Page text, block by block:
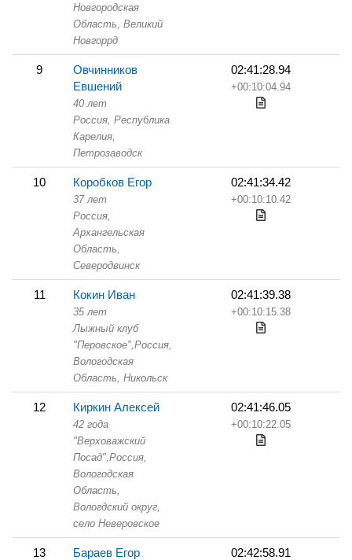
Новгородская
Область, Великий
Новгоррд
9
Овчинников
Евшений
40 лет
Россия, Республика
Карелия,
Петрозаводск
02:41:28.94
+00:10:04.94
10 Коробков Егор
37 лет
Россия,
Архангельская
Область,
Северодвинск
02:41:34.42
+00:10:10.42
11 Кокин Иван
35 лет
Лыжный клуб
"Перовское",Россия,
Вологодская
Область, Никольск
02:41:39.38
+00:10:15.38
12 Киркин Алексей
42 года
"Верховажский
Посад",Россия,
Вологодская
Область,
Вологдский округ,
село Неверовское
02:41:46.05
+00:10:22.05
13 Бараев Егор 02:42:58.91